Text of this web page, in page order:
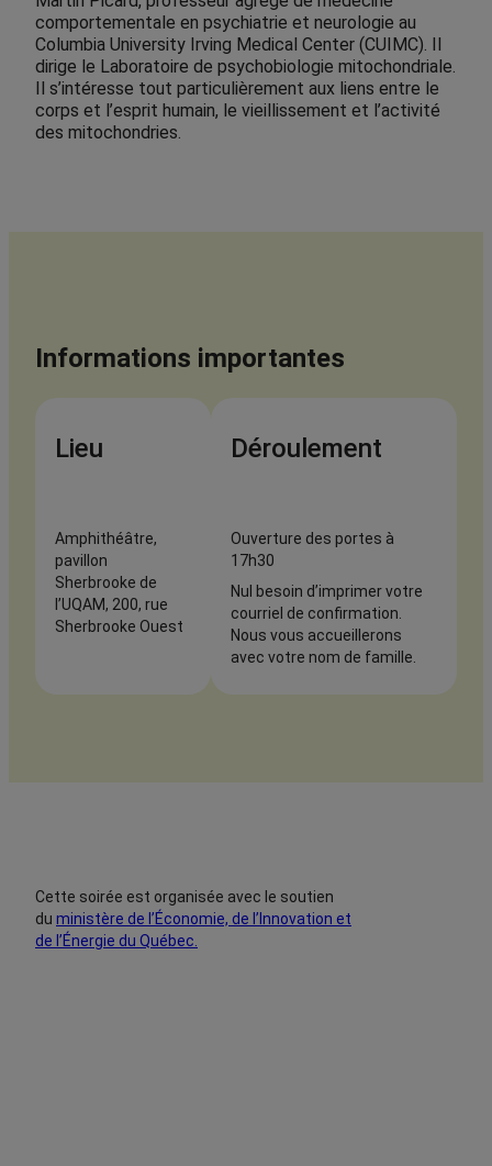
comportementale en psychiatrie et neurologie au
Columbia University Irving Medical Center (CUIMC). Il
dirige le Laboratoire de psychobiologie mitochondriale.
Il s’intéresse tout particulièrement aux liens entre le
corps et l’esprit humain, le vieillissement et l’activité
des mitochondries.
Informations importantes
Lieu
Amphithéâtre,
pavillon
Sherbrooke de
l’UQAM, 200, rue
Sherbrooke Ouest
Déroulement
Ouverture des portes à
17h30
Nul besoin d’imprimer votre
courriel de confirmation.
Nous vous accueillerons
avec votre nom de famille.
Cette soirée est organisée avec le soutien
du ministère de l’Économie, de l’Innovation et
de l’Énergie du Québec.